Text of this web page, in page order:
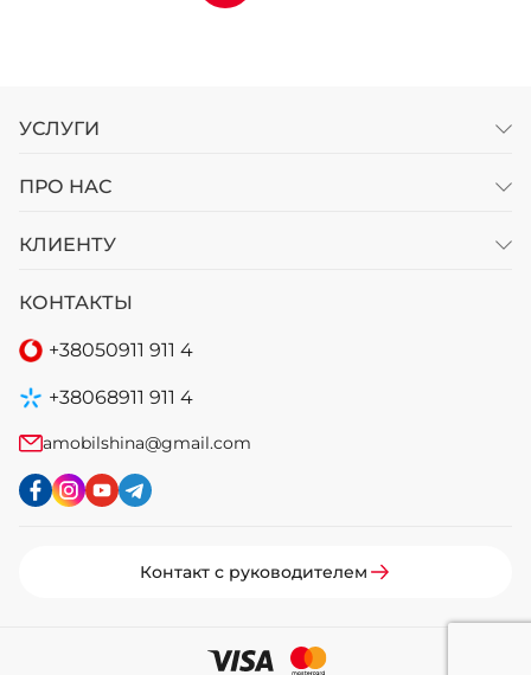
УСЛУГИ
ПРО НАС
КЛИЕНТУ
КОНТАКТЫ
+38050911 911 4
+38068911 911 4
amobilshina@gmail.com
Контакт с руководителем